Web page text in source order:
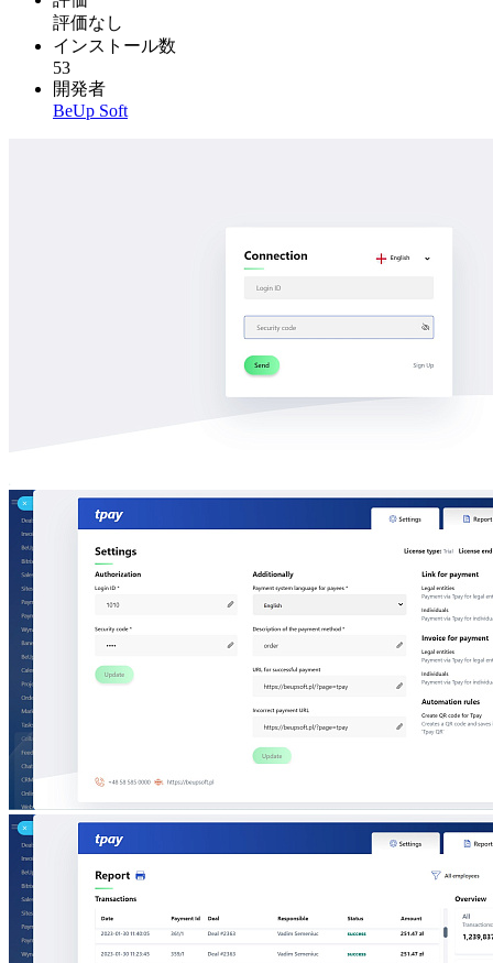
評価なし
インストール数
53
開発者
BeUp Soft